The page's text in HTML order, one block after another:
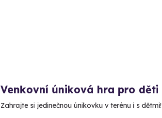
Venkovní úniková hra pro děti
Zahrajte si jedinečnou únikovku v terénu i s dětmi!